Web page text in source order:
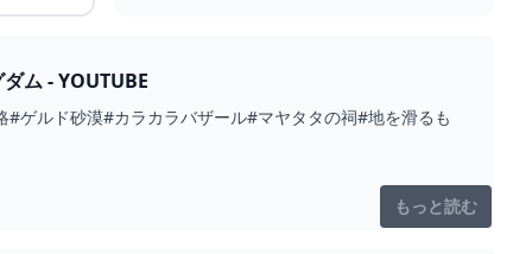
ム - YOUTUBE
ゲルド砂漠#カラカラバザール#マヤタタの祠#地を滑るも
もっと読む